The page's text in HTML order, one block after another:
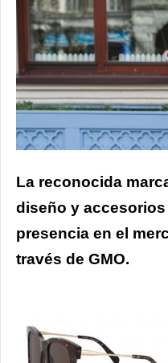
La reconocida
diseño y
presencia en el
través de GMO.